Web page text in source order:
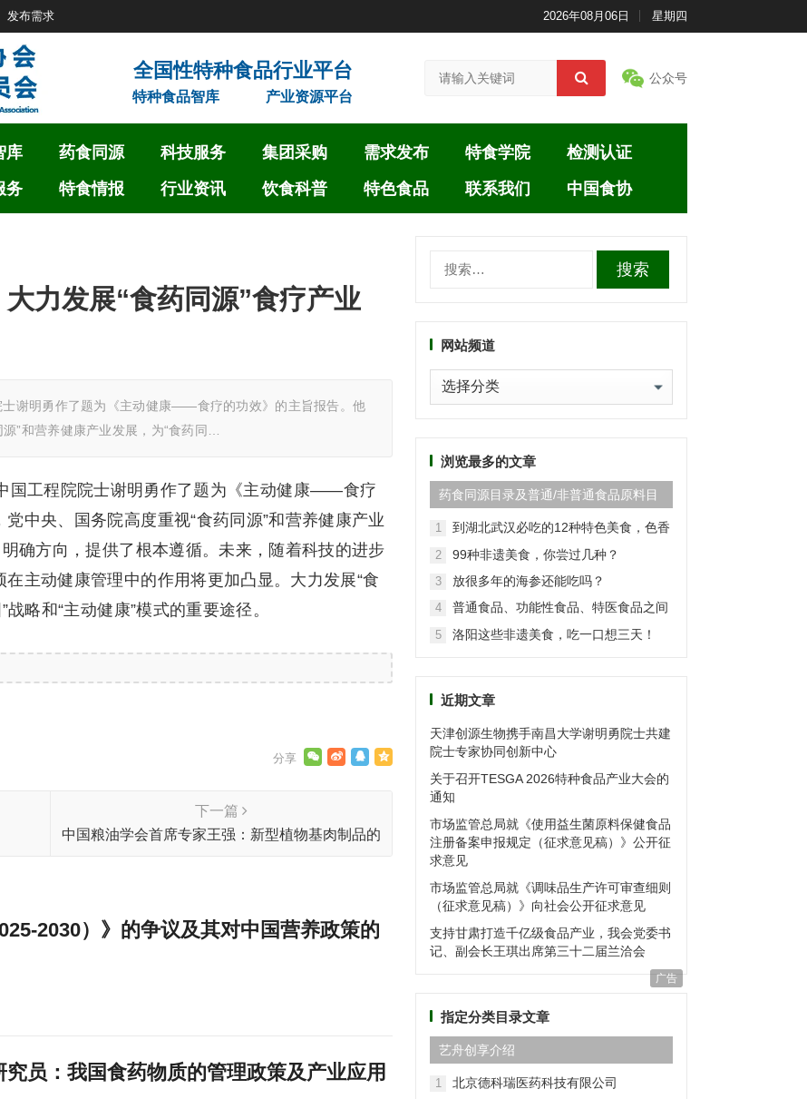
发布需求 2026年08月06日 星期四
特种食品智库 产业资源平台
公众号
库 药食同源 科技服务 集团采购 需求发布 特食学院
检测认证
务 特食情报 行业资讯 饮食科普 特色食品 联系我们 中国食协
力发展“食药同源”食疗产业
谢明勇作了题为《主动健康——食疗的功效》的主旨报告。他
”和营养健康产业发展，为“食药同…
国工程院院士谢明勇作了题为《主动健康——食疗
中央、国务院高度重视“食药同源”和营养健康产业
确方向，提供了根本遵循。未来，随着科技的进步
主动健康管理中的作用将更加凸显。大力发展“食
略和“主动健康”模式的重要途径。
下一篇
中国粮油学会首席专家王强：新型植物基肉制品的
2030）》的争议及其对中国营养政策的
员：我国食药物质的管理政策及产业应用
网站频道
网
站
道浏览最多的文章
药食同源目录及普通/非普通食品原料目
录(2024最新版)
1
到湖北武汉必吃的12种特色美食，色香
2 99种非遗美食，你尝过几种？
3 放很多年的海参还能吃吗？
4
普通食品、功能性食品、特医食品之间
5 洛阳这些非遗美食，吃一口想三天！
近期文章
天津创源生物携手南昌大学谢明勇院士共建
院士专家协同创新中心
关于召开TESGA 2026特种食品产业大会的
通知
市场监管总局就《使用益生菌原料保健食品
注册备案申报规定（征求意见稿）》公开征
求意见
市场监管总局就《调味品生产许可审查细则
（征求意见稿）》向社会公开征求意见
支持甘肃打造千亿级食品产业，我会党委书
记、副会长王琪出席第三十二届兰洽会
广告
指定分类目录文章
艺⾈创享介绍
1 北京德科瑞医药科技有限公司